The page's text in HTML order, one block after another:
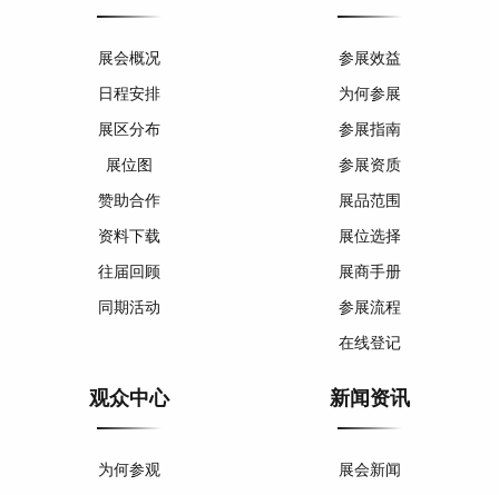
展会概况
日程安排
展区分布
展位图
赞助合作
资料下载
往届回顾
同期活动
参展效益
为何参展
参展指南
参展资质
展品范围
展位选择
展商手册
参展流程
在线登记
观众中心
为何参观
新闻资讯
展会新闻